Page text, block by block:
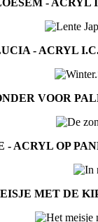
-
- ACRYL
VOOR
ACRYL OP
MET DE